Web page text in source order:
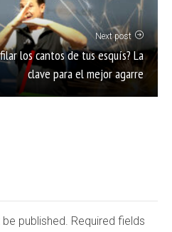
Next post
los cantos de tus esquís? La
clave para el mejor agarre
published. Required fields